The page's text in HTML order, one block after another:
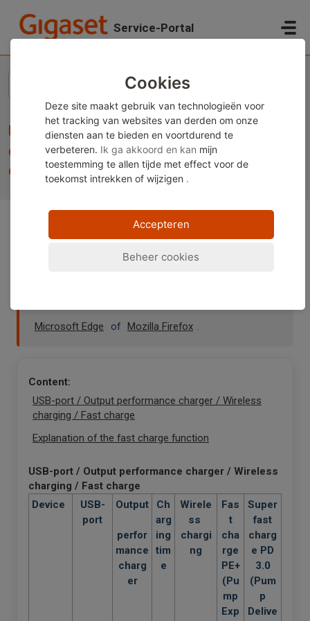
Service-Portal
USB-port / Output performance
charger / Wireless charging / Fast
charge
Opmerking:Deze inhoud is momenteel alleen
beschikbaar in het Duits en Engels. U kunt de
Microsoft Edge
of Mozilla Firefox .
Content:
USB-port / Output performance charger / Wireless
charging / Fast charge
Explanation of the fast charge function
USB-port / Output performance charger / Wireless
charging / Fast charge
Device
USB-
port
Output
perfor
mance
charg
er
Ch
arg
ing
tim
e
Wirele
ss
chargi
ng
Fas
t
cha
rge
PE+
(Pu
mp
Exp
Super
fast
charg
e PD
3.0
(Pum
p
Delive
Cookies
Deze site maakt gebruik van technologieën voor
het tracking van websites van derden om onze
diensten aan te bieden en voortdurend te
verbeteren. Ik ga akkoord en kan mijn
toestemming te allen tijde met effect voor de
toekomst intrekken of wijzigen .
Accepteren
Beheer cookies